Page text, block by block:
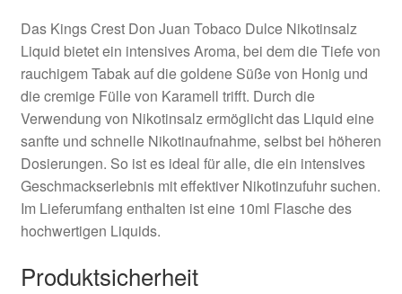
Das Kings Crest Don Juan Tobaco Dulce Nikotinsalz
Liquid bietet ein intensives Aroma, bei dem die Tiefe von
rauchigem Tabak auf die goldene Süße von Honig und
die cremige Fülle von Karamell trifft. Durch die
Verwendung von Nikotinsalz ermöglicht das Liquid eine
sanfte und schnelle Nikotinaufnahme, selbst bei höheren
Dosierungen. So ist es ideal für alle, die ein intensives
Geschmackserlebnis mit effektiver Nikotinzufuhr suchen.
Im Lieferumfang enthalten ist eine 10ml Flasche des
hochwertigen Liquids.
Produktsicherheit